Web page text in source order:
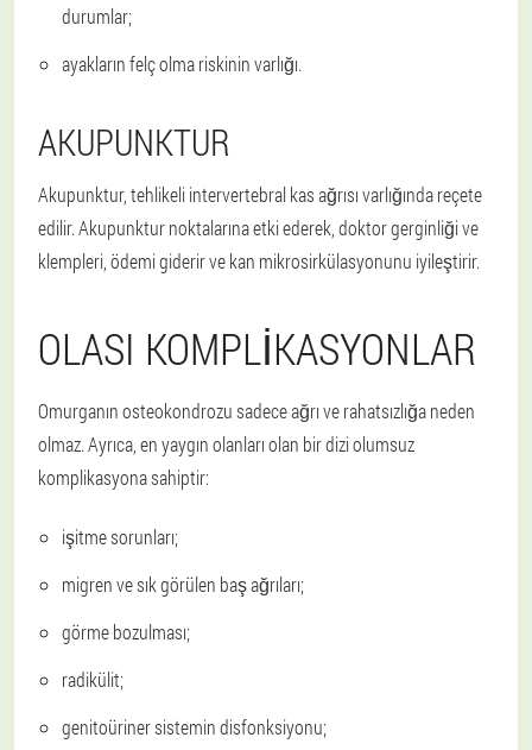
durumlar;
ayakların felç olma riskinin varlığı.
AKUPUNKTUR
Akupunktur, tehlikeli intervertebral kas ağrısı varlığında reçete
edilir. Akupunktur noktalarına etki ederek, doktor gerginliği ve
klempleri, ödemi giderir ve kan mikrosirkülasyonunu iyileştirir.
OLASI KOMPLIKASYONLAR
Omurganın osteokondrozu sadece ağrı ve rahatsızlığa neden
olmaz. Ayrıca, en yaygın olanları olan bir dizi olumsuz
komplikasyona sahiptir:
işitme sorunları;
migren ve sık görülen baş ağrıları;
görme bozulması;
radikülit;
genitoüriner sistemin disfonksiyonu;